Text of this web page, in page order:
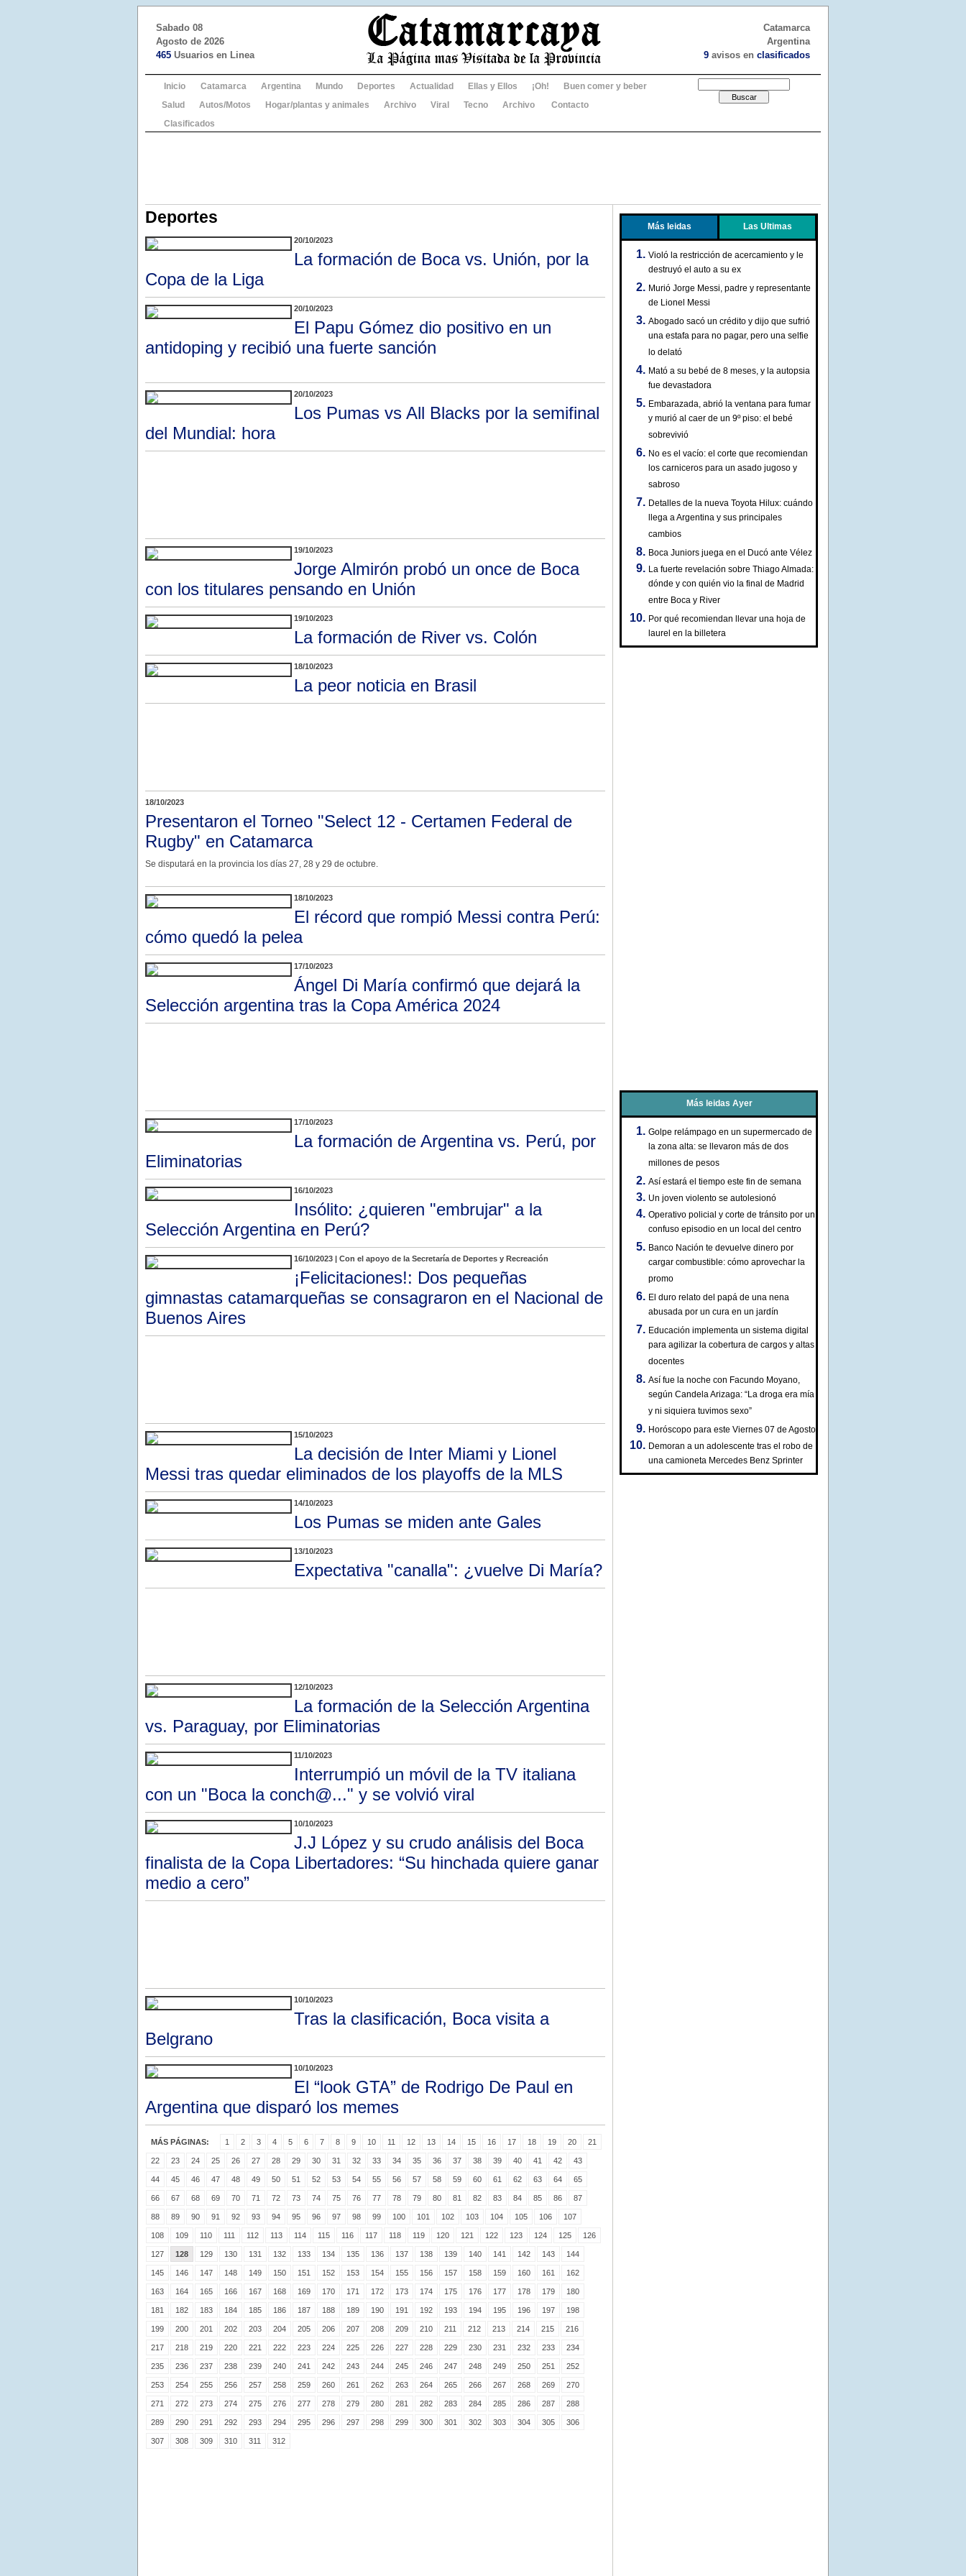
Sabado 08
Agosto de 2026
465 Usuarios en Linea
Catamarca
Argentina
9 avisos en clasificados
Inicio Catamarca Argentina Mundo Deportes Actualidad Ellas y Ellos ¡Oh!
Buen comer y beber
Salud
Autos/Motos Hogar/plantas y animales Archivo Viral Tecno Archivo
Contacto
Clasificados
Deportes
20/10/2023
La formación de Boca vs. Unión, por la
Copa de la Liga
20/10/2023
El Papu Gómez dio positivo en un
antidoping y recibió una fuerte sanción
20/10/2023
Los Pumas vs All Blacks por la semifinal
del Mundial: hora
19/10/2023
Jorge Almirón probó un once de Boca
con los titulares pensando en Unión
19/10/2023
La formación de River vs. Colón
18/10/2023
La peor noticia en Brasil
18/10/2023
Presentaron el Torneo "Select 12 - Certamen Federal de
Rugby" en Catamarca
Se disputará en la provincia los días 27, 28 y 29 de octubre.
18/10/2023
El récord que rompió Messi contra Perú:
cómo quedó la pelea
17/10/2023
Ángel Di María confirmó que dejará la
Selección argentina tras la Copa América 2024
17/10/2023
La formación de Argentina vs. Perú, por
Eliminatorias
16/10/2023
Insólito: ¿quieren "embrujar" a la
Selección Argentina en Perú?
16/10/2023 | Con el apoyo de la Secretaría de Deportes y Recreación
¡Felicitaciones!: Dos pequeñas
gimnastas catamarqueñas se consagraron en el Nacional de
Buenos Aires
15/10/2023
La decisión de Inter Miami y Lionel
Messi tras quedar eliminados de los playoffs de la MLS
14/10/2023
Los Pumas se miden ante Gales
13/10/2023
Expectativa "canalla": ¿vuelve Di María?
12/10/2023
La formación de la Selección Argentina
vs. Paraguay, por Eliminatorias
11/10/2023
Interrumpió un móvil de la TV italiana
con un "Boca la conch@..." y se volvió viral
10/10/2023
J.J López y su crudo análisis del Boca
finalista de la Copa Libertadores: “Su hinchada quiere ganar
medio a cero”
10/10/2023
Tras la clasificación, Boca visita a
Belgrano
10/10/2023
El “look GTA” de Rodrigo De Paul en
Argentina que disparó los memes
MÁS PÁGINAS: 1 2 3 4 5 6 7 8 9 10 11 12 13 14 15 16 17 18 19 20 21
22 23 24 25 26 27 28 29 30 31 32 33 34 35 36 37 38 39 40 41 42 43
44 45 46 47 48 49 50 51 52 53 54 55 56 57 58 59 60 61 62 63 64 65
66 67 68 69 70 71 72 73 74 75 76 77 78 79 80 81 82 83 84 85 86 87
88 89 90 91 92 93 94 95 96 97 98 99 100 101 102 103 104 105 106 107
108 109 110 111 112 113 114 115 116 117 118 119 120 121 122 123 124 125 126
127 128 129 130 131 132 133 134 135 136 137 138 139 140 141 142 143 144
145 146 147 148 149 150 151 152 153 154 155 156 157 158 159 160 161 162
163 164 165 166 167 168 169 170 171 172 173 174 175 176 177 178 179 180
181 182 183 184 185 186 187 188 189 190 191 192 193 194 195 196 197 198
199 200 201 202 203 204 205 206 207 208 209 210 211 212 213 214 215 216
217 218 219 220 221 222 223 224 225 226 227 228 229 230 231 232 233 234
235 236 237 238 239 240 241 242 243 244 245 246 247 248 249 250 251 252
253 254 255 256 257 258 259 260 261 262 263 264 265 266 267 268 269 270
271 272 273 274 275 276 277 278 279 280 281 282 283 284 285 286 287 288
289 290 291 292 293 294 295 296 297 298 299 300 301 302 303 304 305 306
307 308 309 310 311 312
Más leidas Las Ultimas
Violó la restricción de acercamiento y le
destruyó el auto a su ex
Murió Jorge Messi, padre y representante
de Lionel Messi
Abogado sacó un crédito y dijo que sufrió
una estafa para no pagar, pero una selfie
lo delató
Mató a su bebé de 8 meses, y la autopsia
fue devastadora
Embarazada, abrió la ventana para fumar
y murió al caer de un 9º piso: el bebé
sobrevivió
No es el vacío: el corte que recomiendan
los carniceros para un asado jugoso y
sabroso
Detalles de la nueva Toyota Hilux: cuándo
llega a Argentina y sus principales
cambios
Boca Juniors juega en el Ducó ante Vélez
La fuerte revelación sobre Thiago Almada:
dónde y con quién vio la final de Madrid
entre Boca y River
Por qué recomiendan llevar una hoja de
laurel en la billetera
Más leidas Ayer
Golpe relámpago en un supermercado de
la zona alta: se llevaron más de dos
millones de pesos
Así estará el tiempo este fin de semana
Un joven violento se autolesionó
Operativo policial y corte de tránsito por un
confuso episodio en un local del centro
Banco Nación te devuelve dinero por
cargar combustible: cómo aprovechar la
promo
El duro relato del papá de una nena
abusada por un cura en un jardín
Educación implementa un sistema digital
para agilizar la cobertura de cargos y altas
docentes
Así fue la noche con Facundo Moyano,
según Candela Arizaga: “La droga era mía
y ni siquiera tuvimos sexo”
Horóscopo para este Viernes 07 de Agosto
Demoran a un adolescente tras el robo de
una camioneta Mercedes Benz Sprinter